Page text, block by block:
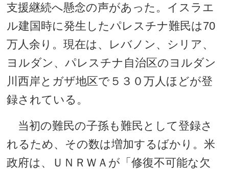
支援継続へ懸念の声があった。イスラエ
ル建国時に発生したパレスチナ難民は70
万人余り。現在は、レバノン、シリア、
ヨルダン、パレスチナ自治区のヨルダン
川西岸とガザ地区で５３０万人ほどが登
録されている。
当初の難民の子孫も難民として登録さ
れるため、その数は増加するばかり。米
政府は、ＵＮＲＷＡが「修復不可能な欠